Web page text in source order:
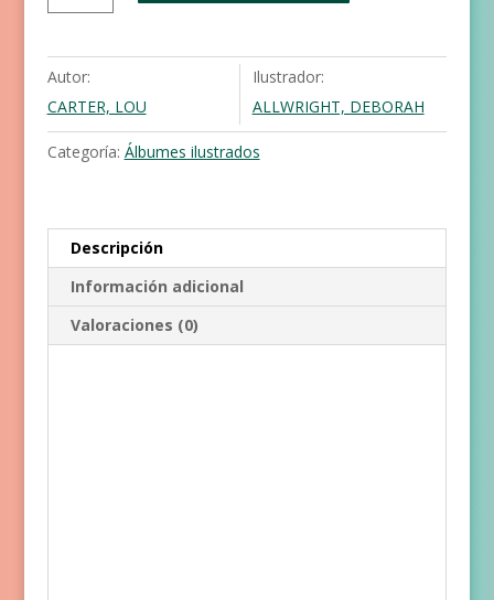
cuento
hay
ningún
gigante
cantidad
Autor:
CARTER, LOU
Ilustrador:
ALLWRIGHT, DEBORAH
Categoría: Álbumes ilustrados
Descripción
Información adicional
Valoraciones (0)